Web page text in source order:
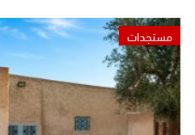
مستجدات